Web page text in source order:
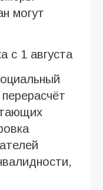
могут
с 1 августа